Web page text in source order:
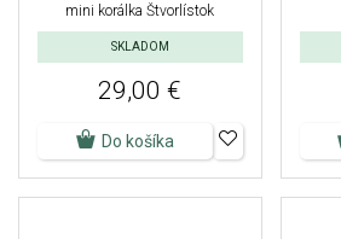
mini korálka Štvorlístok
SKLADOM
29,00 €
Do košíka